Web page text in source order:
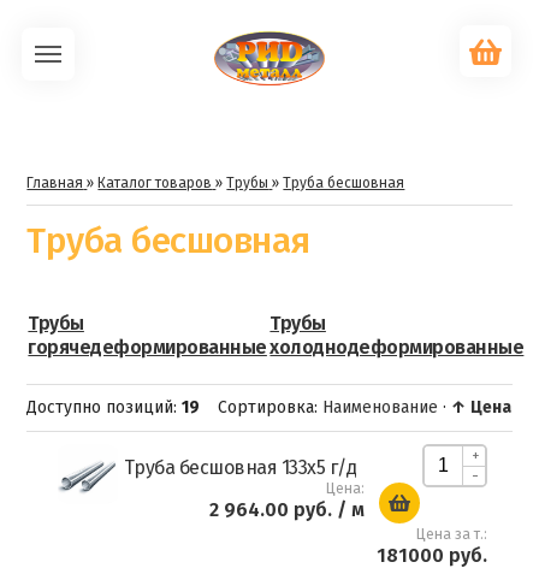
Главная » Каталог товаров »Трубы »Труба бесшовная
Труба бесшовная
Трубы
горячедеформированные
Трубы
холоднодеформированные
Доступно позиций:19 Сортировка: Наименование · ↑ Цена
Труба бесшовная 133х5 г/д +
-
Цена:
2 964.00 руб. / м
Цена за т.:
181000 руб.